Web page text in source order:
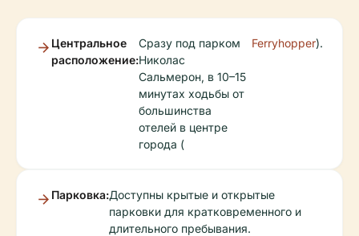
Центральное
расположение:
Сразу под парком
Николас
Сальмерон, в 10–15
минутах ходьбы от
большинства
отелей в центре
города (
Ferryhopper).
Парковка:Доступны крытые и открытые
парковки для кратковременного и
длительного пребывания.